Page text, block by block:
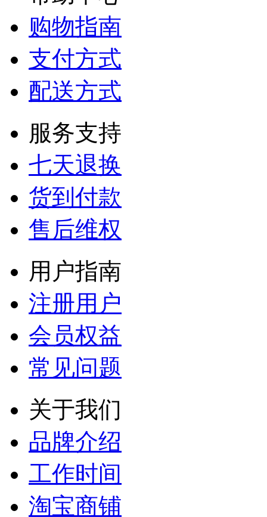
购物指南
支付方式
配送方式
服务支持
七天退换
货到付款
售后维权
用户指南
注册用户
会员权益
常见问题
关于我们
品牌介绍
工作时间
淘宝商铺